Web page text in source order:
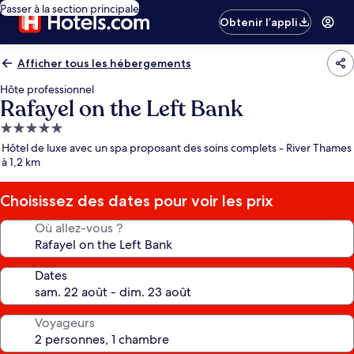
Passer à la section principale
Obtenir l’appli
Afficher tous les hébergements
Hôte professionnel
Rafayel on the Left Bank
Hébergement
5.0 étoiles
Hôtel de luxe avec un spa proposant des soins complets - River Thames
à 1,2 km
Choisissez des dates pour voir les prix
Où allez-vous ?
Dates
Voyageurs